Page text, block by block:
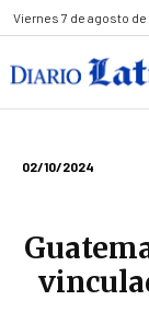
Viernes 7 de agosto
02/10/2024